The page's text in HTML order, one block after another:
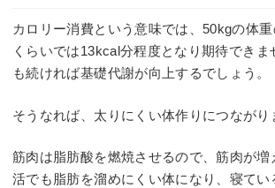
カロリー消費という意味では、50kgの体
くらいでは13kcal分程度となり期待できま
も続ければ基礎代謝が向上するでしょう。
そうなれば、太りにくい体作りにつながり
筋肉は脂肪酸を燃焼させるので、筋肉が増
活でも脂肪を溜めにくい体になり、寝てい